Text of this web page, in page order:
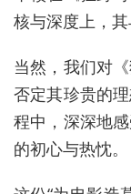
核与深度上，
当然，我们对
否定其珍贵的
程中，深深地
的初心与热忱。